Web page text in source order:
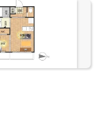
に入